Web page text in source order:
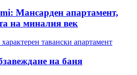
Мансарден апартамент,
на миналия век
тавански апартамент
на баня